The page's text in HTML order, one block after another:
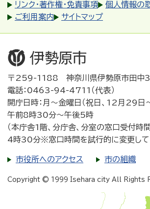
リンク・著作権・免責事項
個人情報の
ご利用案内
サイトマップ
〒259-1188 神奈川県伊勢原市田中
電話：0463-94-4711（代表）
開庁日時：月～金曜日（祝日、12月29日
午前8時30分～午後5時
（本庁舎1階、分庁舎、分室の窓口受付
4時30分※窓口時間を試行的に変更して
市役所へのアクセス 市の組織
Copyright © 1999 Isehara city All Rights